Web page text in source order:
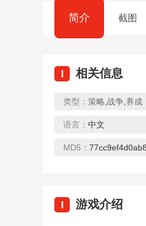
简介 截图
I 相关信息
类型： 策略 战争 养成
语言： 中文
MD5：
I 游戏介绍
战场生存20
下载